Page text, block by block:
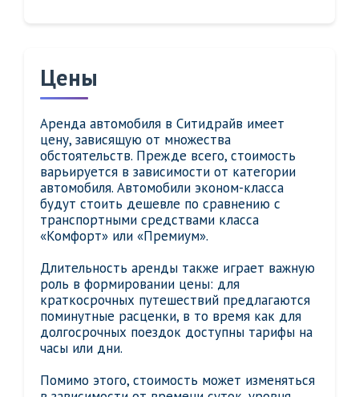
Цены
Аренда автомобиля в Ситидрайв имеет
цену, зависящую от множества
обстоятельств. Прежде всего, стоимость
варьируется в зависимости от категории
автомобиля. Автомобили эконом-класса
будут стоить дешевле по сравнению с
транспортными средствами класса
«Комфорт» или «Премиум».
Длительность аренды также играет важную
роль в формировании цены: для
краткосрочных путешествий предлагаются
поминутные расценки, в то время как для
долгосрочных поездок доступны тарифы на
часы или дни.
Помимо этого, стоимость может изменяться